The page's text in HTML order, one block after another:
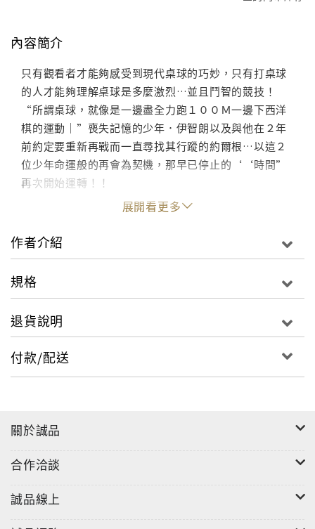
內容簡介
只有觀看者才能夠感受到現代桌球的巧妙，只有打桌球
的人才能夠理解桌球是多麼激烈…並且鬥智的競技！
“所謂桌球，就像是一邊盡全力跑１００Ｍ一邊下西洋
棋的運動｜”喪失記憶的少年．伊智朗以及與他在２年
前約定要重新再戰而一直尋找其行蹤的約爾根…以這２
位少年命運般的再會為契機，那早已停止的‘‘時間”
再次開始運轉！！
展開看更多
作者介紹
規格
退貨說明
付款/配送
關於誠品
合作洽談
誠品線上